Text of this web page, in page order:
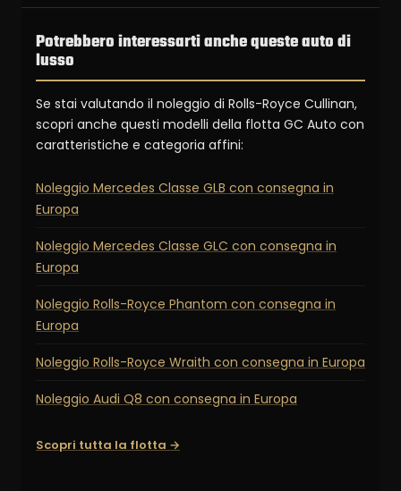
Potrebbero interessarti anche queste auto di
lusso
Se stai valutando il noleggio di Rolls-Royce Cullinan,
scopri anche questi modelli della flotta GC Auto con
caratteristiche e categoria affini:
Noleggio Mercedes Classe GLB con consegna in
Europa
Noleggio Mercedes Classe GLC con consegna in
Europa
Noleggio Rolls-Royce Phantom con consegna in
Europa
Noleggio Rolls-Royce Wraith con consegna in Europa
Noleggio Audi Q8 con consegna in Europa
Scopri tutta la flotta →